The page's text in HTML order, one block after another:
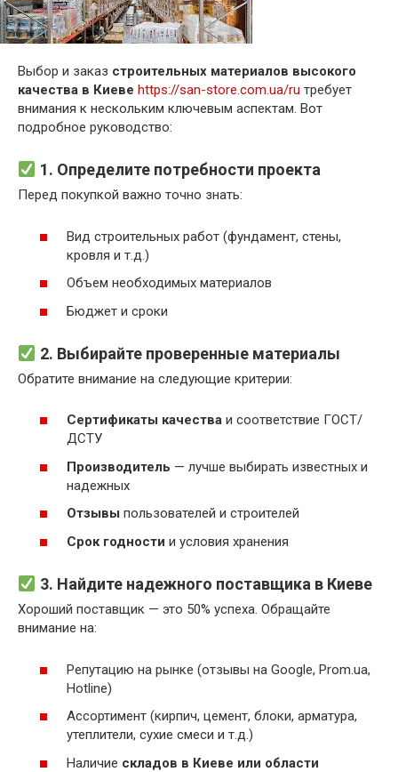
Выбор и заказ строительных материалов высокого
качества в Киеве https://san-store.com.ua/ru требует
внимания к нескольким ключевым аспектам. Вот
подробное руководство:
1. Определите потребности проекта
Перед покупкой важно точно знать:
Вид строительных работ (фундамент, стены,
кровля и т.д.)
Объем необходимых материалов
Бюджет и сроки
2. Выбирайте проверенные материалы
Обратите внимание на следующие критерии:
Сертификаты качества и соответствие ГОСТ/
ДСТУ
Производитель — лучше выбирать известных и
надежных
Отзывы пользователей и строителей
Срок годности и условия хранения
3. Найдите надежного поставщика в Киеве
Хороший поставщик — это 50% успеха. Обращайте
внимание на:
Репутацию на рынке (отзывы на Google, Prom.ua,
Hotline)
Ассортимент (кирпич, цемент, блоки, арматура,
утеплители, сухие смеси и т.д.)
Наличие складов в Киеве или области